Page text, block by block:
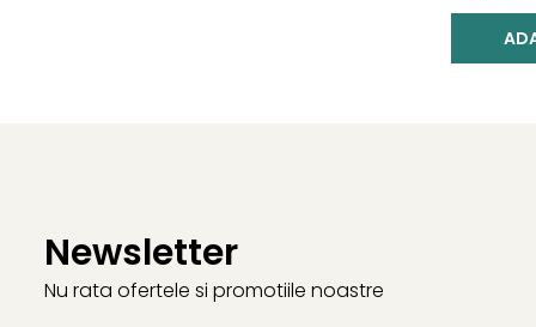
Newsletter
Nu rata ofertele si promotiile noastre